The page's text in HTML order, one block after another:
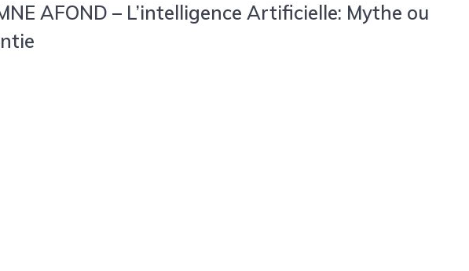
AFOND – L’intelligence Artificielle: Mythe ou